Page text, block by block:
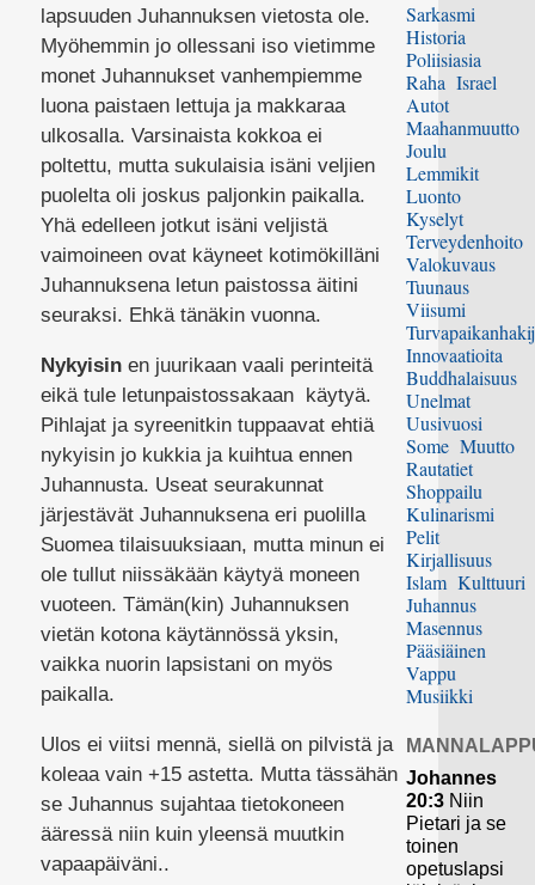
lapsuuden Juhannuksen vietosta ole.
Myöhemmin jo ollessani iso vietimme
monet Juhannukset vanhempiemme
luona paistaen lettuja ja makkaraa
ulkosalla. Varsinaista kokkoa ei
poltettu, mutta sukulaisia isäni veljien
puolelta oli joskus paljonkin paikalla.
Yhä edelleen jotkut isäni veljistä
vaimoineen ovat käyneet kotimökilläni
Juhannuksena letun paistossa äitini
seuraksi. Ehkä tänäkin vuonna.
Nykyisinen juurikaan vaali perinteitä
eikä tule letunpaistossakaan käytyä.
Pihlajat ja syreenitkin tuppaavat ehtiä
nykyisin jo kukkia ja kuihtua ennen
Juhannusta. Useat seurakunnat
järjestävät Juhannuksena eri puolilla
Suomea tilaisuuksiaan, mutta minun ei
ole tullut niissäkään käytyä moneen
vuoteen. Tämän(kin) Juhannuksen
vietän kotona käytännössä yksin,
vaikka nuorin lapsistani on myös
paikalla.
Ulos ei viitsi mennä, siellä on pilvistä ja
koleaa vain +15 astetta. Mutta tässähän
se Juhannus sujahtaa tietokoneen
ääressä niin kuin yleensä muutkin
vapaapäiväni..
Sarkasmi
Historia
Poliisiasia
Raha Israel
Autot
Maahanmuutto
Joulu
Lemmikit
Luonto
Kyselyt
Terveydenhoito
Valokuvaus
Tuunaus
Viisumi
Innovaatioita
Buddhalaisuus
Unelmat
Uusivuosi
Some Muutto
Rautatiet
Shoppailu
Kulinarismi
Pelit
Kirjallisuus
Islam Kulttuuri
Juhannus
Masennus
Pääsiäinen
Vappu
Musiikki
Johannes
20:3 Niin
Pietari ja se
toinen
opetuslapsi